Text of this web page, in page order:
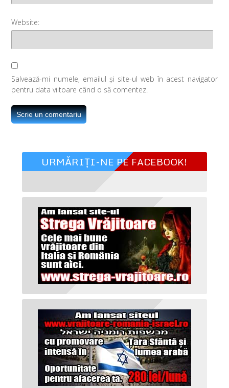
Website:
Salvează-mi numele, emailul și site-ul web în acest navigator
pentru data viitoare când o să comentez.
URMĂRIȚI-NE PE FACEBOOK!